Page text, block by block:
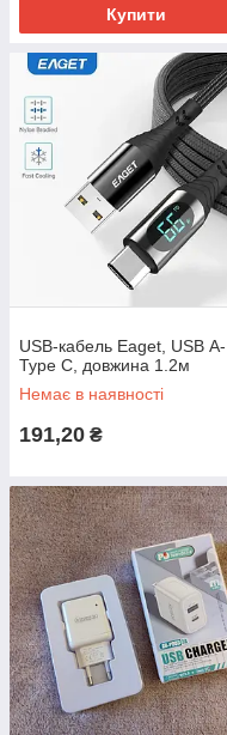
Купити
USB-кабель Eaget, USB А-
Type C, довжина 1.2м
Немає в наявності
191,20 ₴